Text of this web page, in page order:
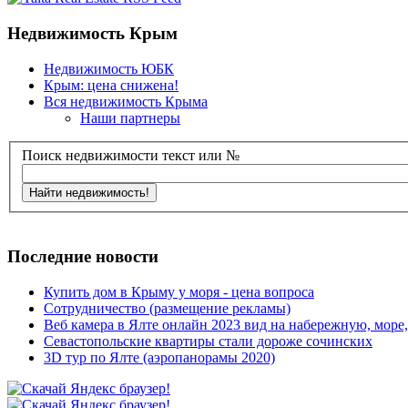
Недвижимость Крым
Недвижимость ЮБК
Крым: цена снижена!
Вся недвижимость Крыма
Наши партнеры
Поиск недвижимости текст или №
Последние новости
Купить дом в Крыму у моря - цена вопроса
Сотрудничество (размещение рекламы)
Веб камера в Ялте онлайн 2023 вид на набережную,
Севастопольские квартиры стали дороже сочинских
3D тур по Ялте (аэропанорамы 2020)